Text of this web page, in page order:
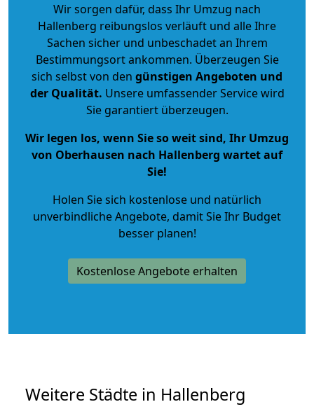
Wir sorgen dafür, dass Ihr Umzug nach
Hallenberg reibungslos verläuft und alle Ihre
Sachen sicher und unbeschadet an Ihrem
Bestimmungsort ankommen. Überzeugen Sie
sich selbst von den günstigen Angeboten und
der Qualität. Unsere umfassender Service wird
Sie garantiert überzeugen.
Wir legen los, wenn Sie so weit sind, Ihr Umzug
von Oberhausen nach Hallenberg wartet auf
Sie!
Holen Sie sich kostenlose und natürlich
unverbindliche Angebote, damit Sie Ihr Budget
besser planen!
Kostenlose Angebote erhalten
Weitere Städte in Hallenberg